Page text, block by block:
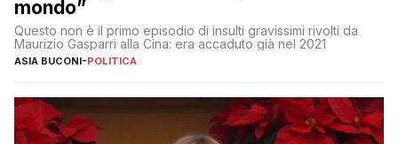
mondo”
Questo non è il primo episodio di insulti gravissimi rivolti da
Maurizio Gasparri alla Cina: era accaduto già nel 2021
ASIA BUCONI-POLITICA